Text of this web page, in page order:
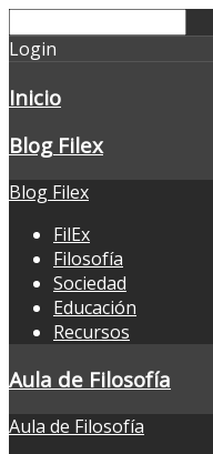
Login
Inicio
Blog Filex
Blog Filex
FilEx
Filosofía
Sociedad
Educación
Recursos
Aula de Filosofía
Aula de Filosofía